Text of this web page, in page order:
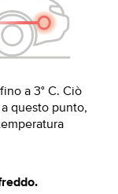
a 3° C. Ciò
questo punto,